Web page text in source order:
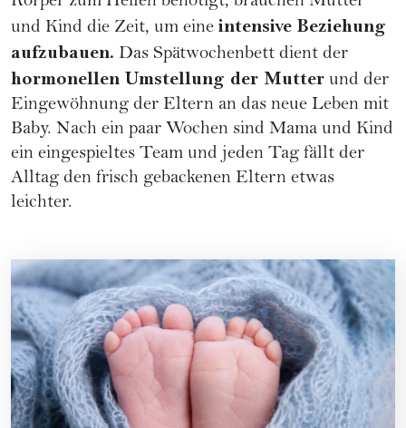
und Kind die Zeit, um eine intensive Beziehung
aufzubauen. Das Spätwochenbett dient der
hormonellen Umstellung der Mutter und der
Eingewöhnung der Eltern an das neue Leben mit
Baby. Nach ein paar Wochen sind Mama und Kind
ein eingespieltes Team und jeden Tag fällt der
Alltag den frisch gebackenen Eltern etwas
leichter.